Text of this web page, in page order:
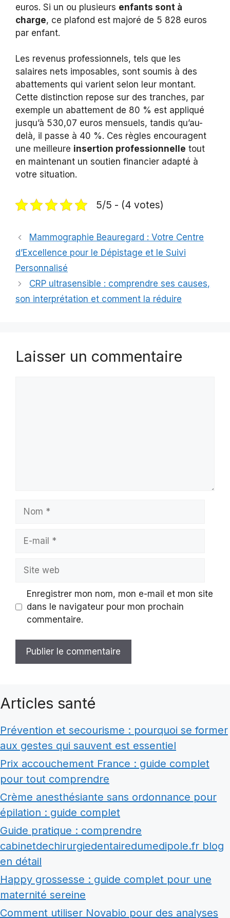
euros. Si un ou plusieurs enfants sont à
charge, ce plafond est majoré de 5 828 euros
par enfant.
Les revenus professionnels, tels que les
salaires nets imposables, sont soumis à des
abattements qui varient selon leur montant.
Cette distinction repose sur des tranches, par
exemple un abattement de 80 % est appliqué
jusqu’à 530,07 euros mensuels, tandis qu’au-
delà, il passe à 40 %. Ces règles encouragent
une meilleure insertion professionnelle tout
en maintenant un soutien financier adapté à
votre situation.
5/5 - (4 votes)
Mammographie Beauregard : Votre Centre
d’Excellence pour le Dépistage et le Suivi
Personnalisé
CRP ultrasensible : comprendre ses causes,
son interprétation et comment la réduire
Laisser un commentaire
Nom
Site
Enregistrer mon nom, mon e-mail et mon site
dans le navigateur pour mon prochain
commentaire.
Articles santé
Prévention et secourisme : pourquoi se former
aux gestes qui sauvent est essentiel
Prix accouchement France : guide complet
pour tout comprendre
Crème anesthésiante sans ordonnance pour
épilation : guide complet
Guide pratique : comprendre
cabinetdechirurgiedentairedumedipole.fr blog
en détail
Happy grossesse : guide complet pour une
maternité sereine
Comment utiliser Novabio pour des analyses